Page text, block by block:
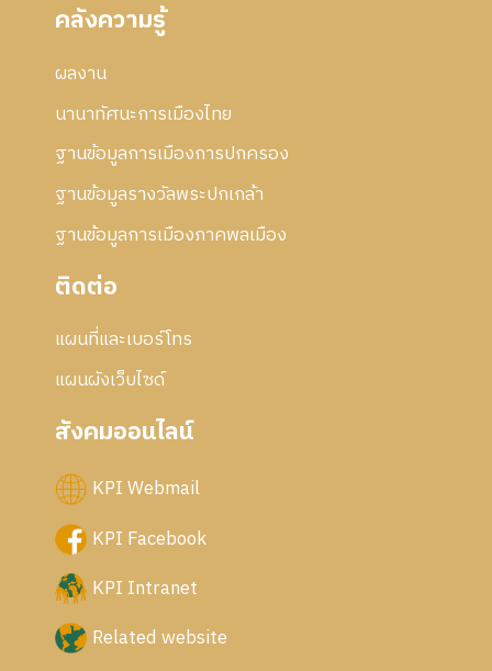
คลังความรู้
ผลงาน
นานาทัศนะการเมืองไทย
ฐานข้อมูลการเมืองการปกครอง
ฐานข้อมูลรางวัลพระปกเกล้า
ฐานข้อมูลการเมืองภาคพลเมือง
ติดต่อ
แผนที่และเบอร์โทร
แผนผังเว็บไซด์
สังคมออนไลน์
KPI Webmail
KPI Facebook
KPI Intranet
Related website